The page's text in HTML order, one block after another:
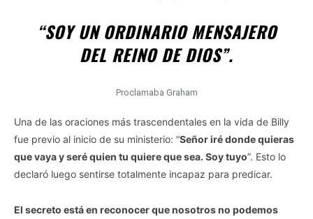
“SOY UN ORDINARIO MENSAJERO
DEL REINO DE DIOS”.
Proclamaba Graham
Una de las oraciones más trascendentales en la vida de Billy
fue previo al inicio de su ministerio: “Señor iré donde quieras
que vaya y seré quien tu quiere que sea. Soy tuyo”. Esto lo
declaró luego sentirse totalmente incapaz para predicar.
El secreto está en reconocer que nosotros no podemos